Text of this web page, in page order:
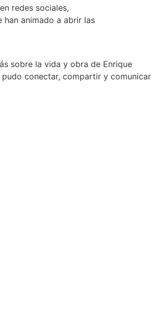
redes sociales,
animado a abrir las
sobre la vida y obra de Enrique
conectar, compartir y comunicar